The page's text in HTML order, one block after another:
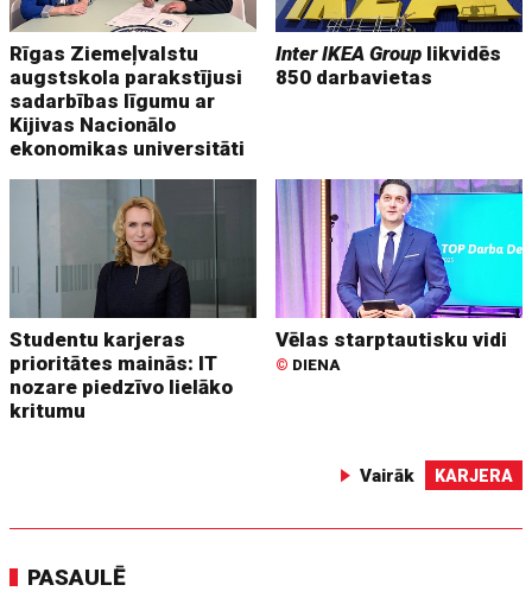
Rīgas Ziemeļvalstu
augstskola parakstījusi
sadarbības līgumu ar
Kijivas Nacionālo
ekonomikas universitāti
Inter IKEA Group likvidēs
850 darbavietas
Studentu karjeras
prioritātes mainās: IT
nozare piedzīvo lielāko
kritumu
Vēlas starptautisku vidi
© DIENA
Vairāk KARJERA
PASAULĒ